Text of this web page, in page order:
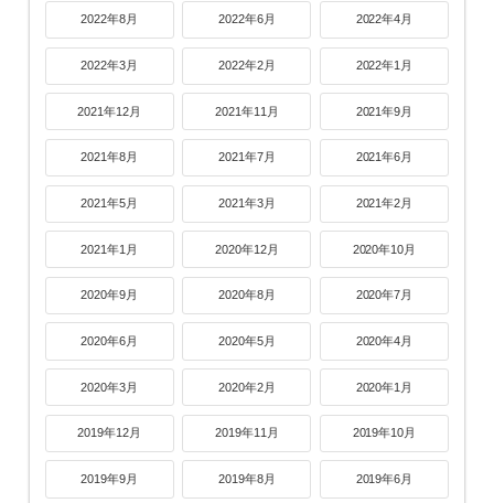
2022年8月 2022年6月 2022年4月
2022年3月 2022年2月 2022年1月
2021年12月 2021年11月 2021年9月
2021年8月 2021年7月 2021年6月
2021年5月 2021年3月 2021年2月
2021年1月 2020年12月 2020年10月
2020年9月 2020年8月 2020年7月
2020年6月 2020年5月 2020年4月
2020年3月 2020年2月 2020年1月
2019年12月 2019年11月 2019年10月
2019年9月 2019年8月 2019年6月